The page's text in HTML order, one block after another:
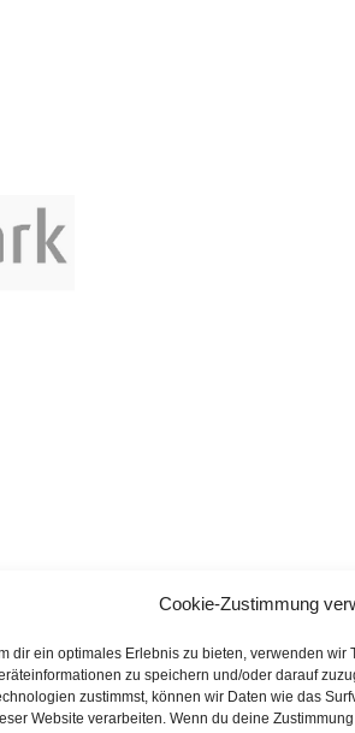
Cookie-Zustimmung
dir ein optimales Erlebnis zu bieten, verwenden wir
zu speichern und/oder darauf
zustimmst, können wir Daten wie das
Website verarbeiten. Wenn du deine
von Prof. Dr.
Wirtschaft angekommen und ihm wird